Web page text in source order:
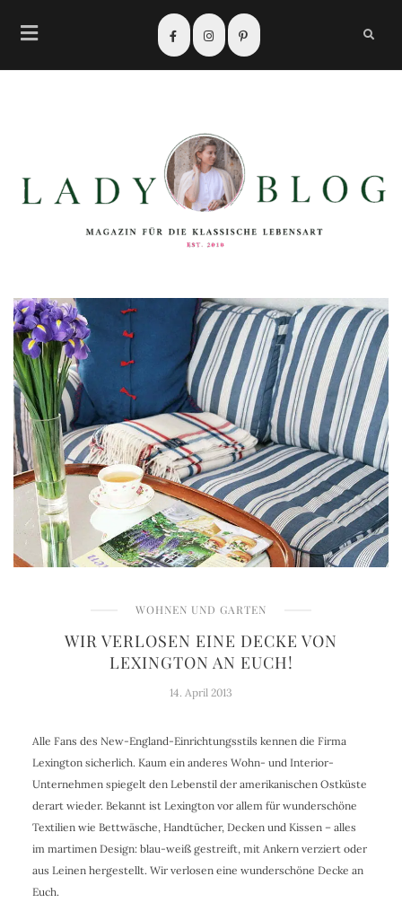
WOHNEN UND GARTEN
WIR VERLOSEN EINE DECKE VON
LEXINGTON AN EUCH!
14. April 2013
Alle Fans des New-England-Einrichtungsstils kennen die Firma
Lexington sicherlich. Kaum ein anderes Wohn- und Interior-
Unternehmen spiegelt den Lebenstil der amerikanischen Ostküste
derart wieder. Bekannt ist Lexington vor allem für wunderschöne
Textilien wie Bettwäsche, Handtücher, Decken und Kissen – alles
im martimen Design: blau-weiß gestreift, mit Ankern verziert oder
aus Leinen hergestellt. Wir verlosen eine wunderschöne Decke an
Euch.